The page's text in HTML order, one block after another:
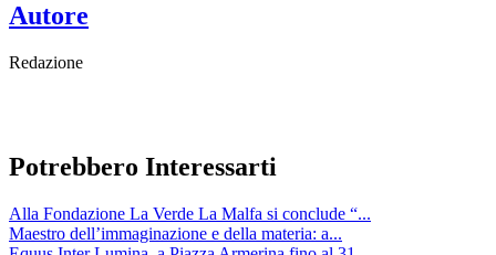
Autore
Redazione
Potrebbero Interessarti
Alla Fondazione La Verde La Malfa si conclude “...
Maestro dell’immaginazione e della materia: a...